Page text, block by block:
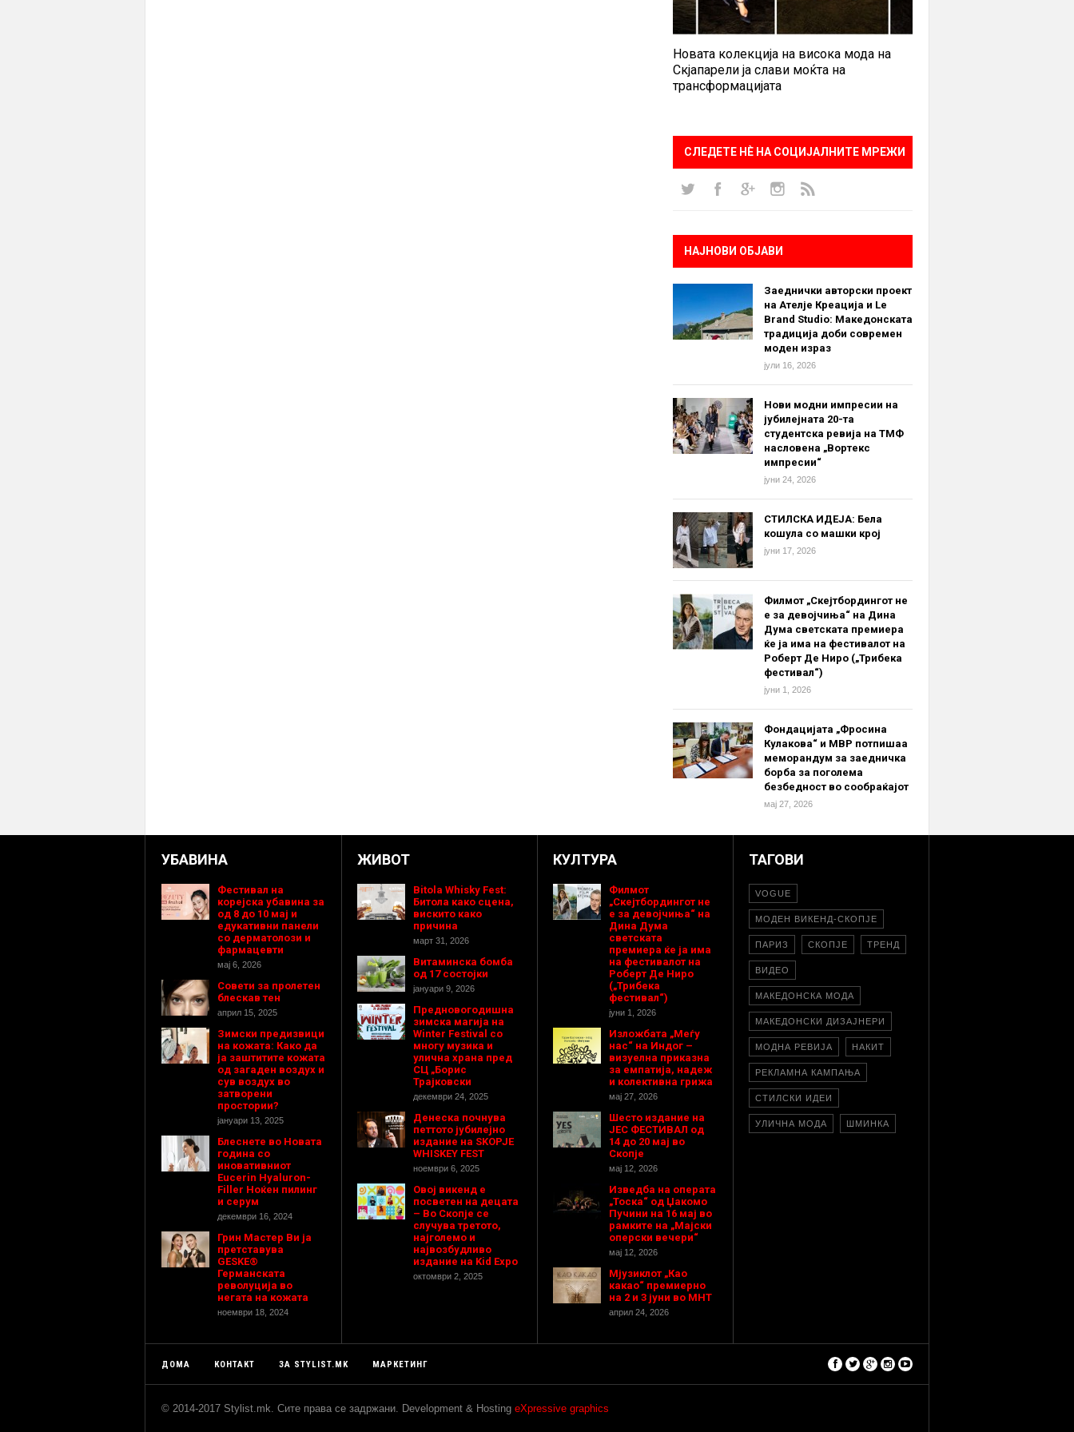
Новата колекција на висока мода на
Скјапарели ја слави моќта на
трансформацијата
СЛЕДЕТЕ НÈ НА СОЦИЈАЛНИТЕ МРЕЖИ
НАЈНОВИ ОБЈАВИ
Заеднички авторски проект
на Ателје Креација и Le
Brand Studio: Македонската
традиција доби современ
моден израз
јули 16, 2026
Нови модни импресии на
јубилејната 20-та
студентска ревија на ТМФ
насловена „Вортекс
импресии“
јуни 24, 2026
СТИЛСКА ИДЕЈА: Бела
кошула со машки крој
јуни 17, 2026
Филмот „Скејтбордингот не
е за девојчиња“ на Дина
Дума светската премиера
ќе ја има на фестивалот на
Роберт Де Ниро („Трибека
фестивал“)
јуни 1, 2026
Фондацијата „Фросина
Кулакова“ и МВР потпишаа
меморандум за заедничка
борба за поголема
безбедност во сообраќајот
мај 27, 2026
УБАВИНА
Фестивал на
корејска убавина за
од 8 до 10 мај и
едукативни панели
со дерматолози и
фармацевти
мај 6, 2026
Совети за пролетен
блескав тен
април 15, 2025
Зимски предизвици
на кожата: Како да
ја заштитите кожата
од загаден воздух и
сув воздух во
затворени
простории?
јануари 13, 2025
Блеснете во Новата
година со
иновативниот
Eucerin Hyaluron-
Filler Ноќен пилинг
и серум
декември 16, 2024
Грин Мастер Ви ја
претставува
GESKE®
Германската
револуција во
негата на кожата
ноември 18, 2024
ЖИВОТ
Bitola Whisky Fest:
Битола како сцена,
вискито како
причина
март 31, 2026
Витаминска бомба
од 17 состојки
јануари 9, 2026
Предновогодишнa
зимска магија на
Winter Festival со
многу музика и
улична храна пред
СЦ „Борис
Трајковски
декември 24, 2025
Денеска почнува
петтото јубилејно
издание на SKOPJE
WHISKEY FEST
ноември 6, 2025
Овој викенд е
посветен на децата
– Во Скопје се
случува третото,
најголемо и
највозбудливо
издание на Kid Expo
октомври 2, 2025
КУЛТУРА
Филмот
„Скејтбордингот не
е за девојчиња“ на
Дина Дума
светската
премиера ќе ја има
на фестивалот на
Роберт Де Ниро
(„Трибека
фестивал“)
јуни 1, 2026
Изложбата „Меѓу
нас“ на Индог –
визуелна приказна
за емпатија, надеж
и колективна грижа
мај 27, 2026
Шесто издание на
ЈЕС ФЕСТИВАЛ од
14 до 20 мај во
Скопје
мај 12, 2026
Изведба на операта
„Тоска“ од Џакомо
Пучини на 16 мај во
рамките на „Мајски
оперски вечери“
мај 12, 2026
Мјузиклот „Као
какао“ премиерно
на 2 и 3 јуни во МНТ
април 24, 2026
ТАГОВИ
VOGUE
МОДЕН ВИКЕНД-СКОПЈЕ
ПАРИЗ СКОПЈЕ ТРЕНД
ВИДЕО
МАКЕДОНСКА МОДА
МАКЕДОНСКИ ДИЗАЈНЕРИ
МОДНА РЕВИЈА НАКИТ
РЕКЛАМНА КАМПАЊА
СТИЛСКИ ИДЕИ
УЛИЧНА МОДА ШМИНКА
ДОМА КОНТАКТ ЗА STYLIST.MK МАРКЕТИНГ
© 2014-2017 Stylist.mk. Сите права се задржани. Development & Hosting eXpressive graphics